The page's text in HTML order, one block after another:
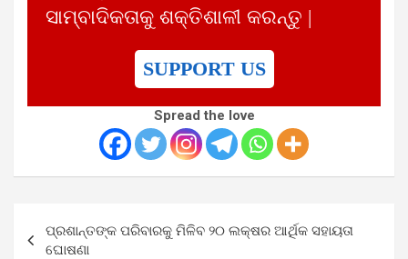
ସାମ୍ବାଦିକତାକୁ ଶକ୍ତିଶାଳୀ କରନ୍ତୁ |
SUPPORT US
Spread the love
navigation
ପ୍ରଶାନ୍ତଙ୍କ ପରିବାରକୁ ମିଳିବ ୨୦ ଲକ୍ଷର ଆର୍ଥିକ ସହାୟତା
ଘୋଷଣା